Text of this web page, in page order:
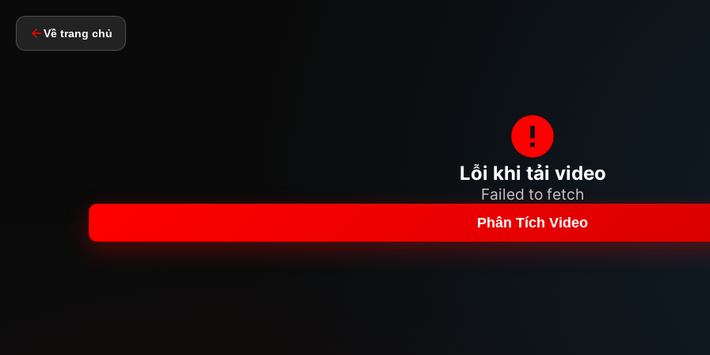
Về trang chủ
Lỗi khi tải video
Failed to fetch
Phân Tích Video